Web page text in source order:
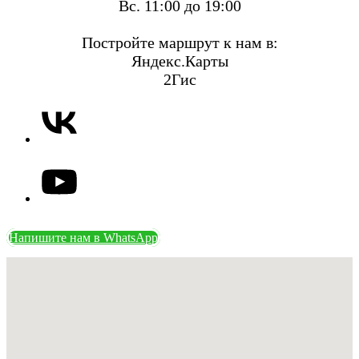
Вс. 11:00 до 19:00
Постройте маршрут к нам в:
Яндекс.Карты
2Гис
Напишите нам в WhatsApp